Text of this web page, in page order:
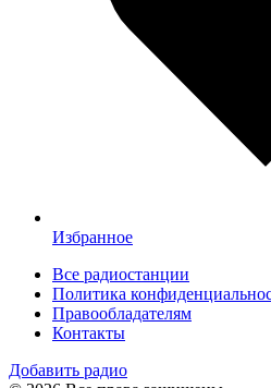
Избранное
Все радиостанции
Политика
Правообладателям
Контакты
Добавить радио